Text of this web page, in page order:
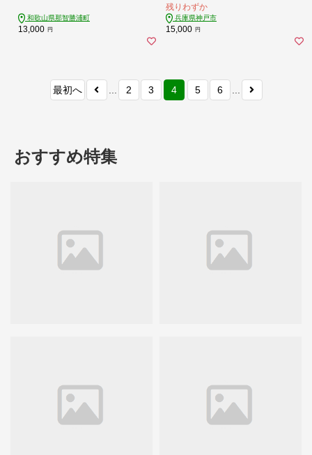
和歌山県那智勝浦町
13,000 円
残りわずか
兵庫県神戸市
15,000 円
最初へ 2 3 4 5 6
おすすめ特集